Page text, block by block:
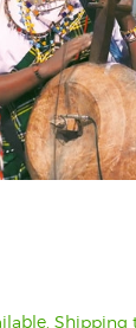
Shipping